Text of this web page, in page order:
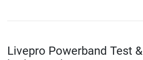
Livepro Powerband Test &